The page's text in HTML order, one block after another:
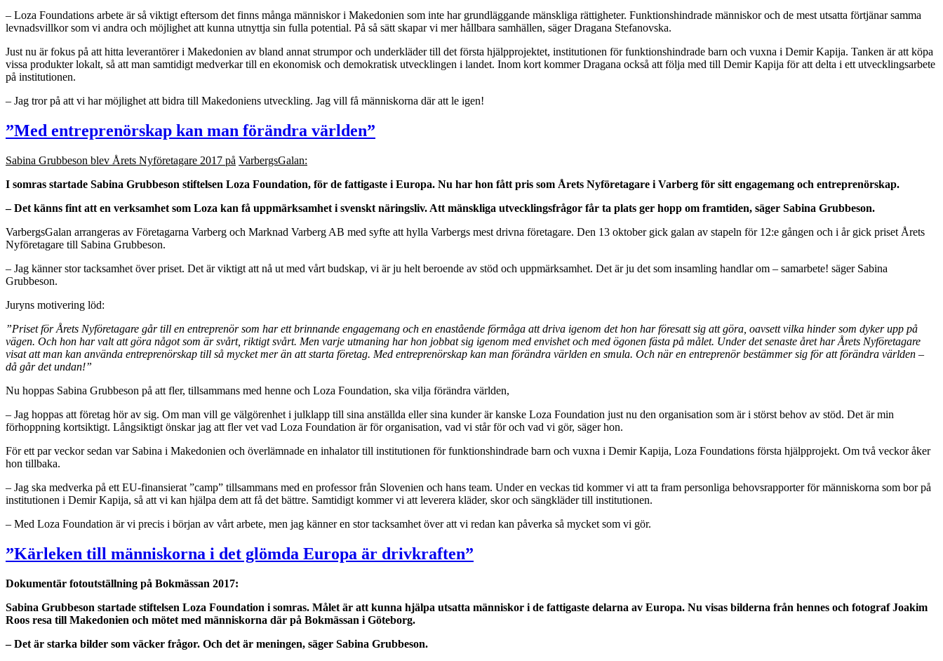
– Loza Foundations arbete är så viktigt eftersom det finns många människor i Makedonien som inte har grundläggande mänskliga rättigheter. Funktionshindrade människor och de mest utsatta förtjänar samma
levnadsvillkor som vi andra och möjlighet att kunna utnyttja sin fulla potential. På så sätt skapar vi mer hållbara samhällen, säger Dragana Stefanovska.
Just nu är fokus på att hitta leverantörer i Makedonien av bland annat strumpor och underkläder till det första hjälpprojektet, institutionen för funktionshindrade barn och vuxna i Demir Kapija. Tanken är att köpa
vissa produkter lokalt, så att man samtidigt medverkar till en ekonomisk och demokratisk utvecklingen i landet. Inom kort kommer Dragana också att följa med till Demir Kapija för att delta i ett utvecklingsarbete
på institutionen.
– Jag tror på att vi har möjlighet att bidra till Makedoniens utveckling. Jag vill få människorna där att le igen!
”Med entreprenörskap kan man förändra världen”
Sabina Grubbeson blev Årets Nyföretagare 2017 på VarbergsGalan:
I somras startade Sabina Grubbeson stiftelsen Loza Foundation, för de fattigaste i Europa. Nu har hon fått pris som Årets Nyföretagare i Varberg för sitt engagemang och entreprenörskap.
– Det känns fint att en verksamhet som Loza kan få uppmärksamhet i svenskt näringsliv. Att mänskliga utvecklingsfrågor får ta plats ger hopp om framtiden, säger Sabina Grubbeson.
VarbergsGalan arrangeras av Företagarna Varberg och Marknad Varberg AB med syfte att hylla Varbergs mest drivna företagare. Den 13 oktober gick galan av stapeln för 12:e gången och i år gick priset Årets
Nyföretagare till Sabina Grubbeson.
– Jag känner stor tacksamhet över priset. Det är viktigt att nå ut med vårt budskap, vi är ju helt beroende av stöd och uppmärksamhet. Det är ju det som insamling handlar om – samarbete! säger Sabina
Grubbeson.
Juryns motivering löd:
”Priset förÅrets Nyföretagare går till en entreprenör som har ett brinnande engagemang och en enastående förmåga att driva igenom det hon har föresatt sig att göra, oavsett vilka hinder som dyker upp på
vägen. Och hon har valt att göra något som är svårt, riktigt svårt. Men varje utmaning har hon jobbat sig igenom med envishet och med ögonen fästa på målet. Under det senaste året harÅrets Nyföretagare
visat att man kan använda entreprenörskap till så mycket merän att starta företag. Med entreprenörskap kan man förändra världen en smula. Och när en entreprenör bestämmer sig för att förändra världen –
då går det undan!”
Nu hoppas Sabina Grubbeson på att fler, tillsammans med henne och Loza Foundation, ska vilja förändra världen,
– Jag hoppas att företag hör av sig. Om man vill ge välgörenhet i julklapp till sina anställda eller sina kunder är kanske Loza Foundation just nu den organisation som är i störst behov av stöd. Det är min
förhoppning kortsiktigt. Långsiktigt önskar jag att fler vet vad Loza Foundation är för organisation, vad vi står för och vad vi gör, säger hon.
För ett par veckor sedan var Sabina i Makedonien och överlämnade en inhalator till institutionen för funktionshindrade barn och vuxna i Demir Kapija, Loza Foundations första hjälpprojekt. Om två veckor åker
hon tillbaka.
– Jag ska medverka på ett EU-finansierat ”camp” tillsammans med en professor från Slovenien och hans team. Under en veckas tid kommer vi att ta fram personliga behovsrapporter för människorna som bor på
institutionen i Demir Kapija, så att vi kan hjälpa dem att få det bättre. Samtidigt kommer vi att leverera kläder, skor och sängkläder till institutionen.
– Med Loza Foundation är vi precis i början av vårt arbete, men jag känner en stor tacksamhet över att vi redan kan påverka så mycket som vi gör.
”Kärleken till människorna i det glömda Europa är drivkraften”
Dokumentär fotoutställning på Bokmässan 2017:
Sabina Grubbeson startade stiftelsen Loza Foundation i somras. Målet är att kunna hjälpa utsatta människor i de fattigaste delarna av Europa. Nu visas bilderna från hennes och fotograf Joakim
Roos resa till Makedonien och mötet med människorna där på Bokmässan i Göteborg.
– Det är starka bilder som väcker frågor. Och det är meningen, säger Sabina Grubbeson.